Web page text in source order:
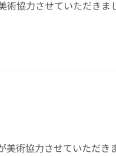
協力させていただきま
術協力させていただき